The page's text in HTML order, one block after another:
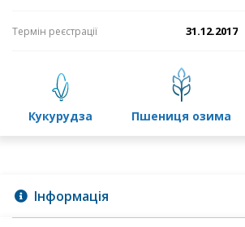
Термін реєстрації 31.12.2017
кукурудза пшениця озима
Інформація